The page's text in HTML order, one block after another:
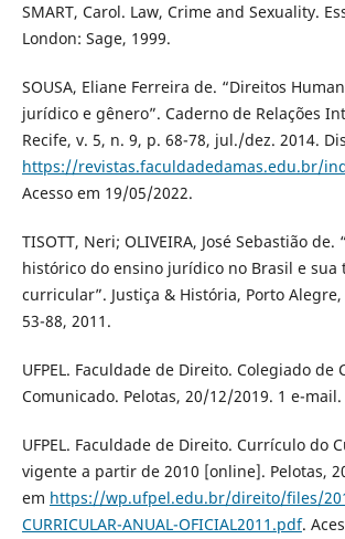
SMART, Carol. Law, Crime and Sexuality.
London: Sage, 1999.
SOUSA, Eliane Ferreira de. “Direitos
jurídico e gênero”. Caderno de Relações
Recife, v. 5, n. 9, p. 68-78, jul./dez. 2014.
https://revistas.faculdadedamas.edu.br/
Acesso em 19/05/2022.
TISOTT, Neri; OLIVEIRA, José Sebastião
histórico do ensino jurídico no Brasil e sua
curricular”. Justiça & História, Porto
53-88, 2011.
UFPEL. Faculdade de Direito. Colegiado de
Comunicado. Pelotas, 20/12/2019. 1 e-mail.
UFPEL. Faculdade de Direito. Currículo do
vigente a partir de 2010 [online]. Pelotas,
em https://wp.ufpel.edu.br/direito/files/
CURRICULAR-ANUAL-OFICIAL2011.pdf.